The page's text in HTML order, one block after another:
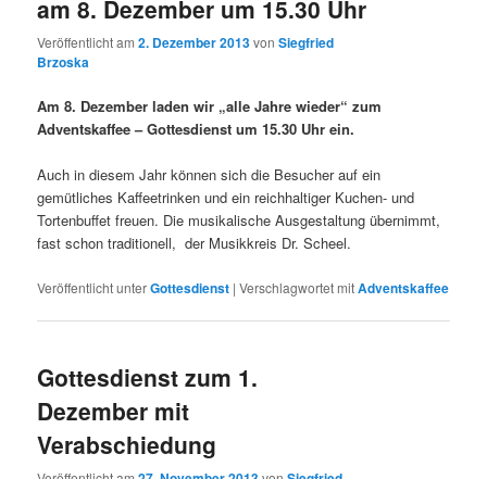
am 8. Dezember um 15.30 Uhr
Veröffentlicht am2. Dezember 2013vonSiegfried
Brzoska
Am 8. Dezember laden wir „alle Jahre wieder“ zum
Adventskaffee – Gottesdienst um 15.30 Uhr ein.
Auch in diesem Jahr können sich die Besucher auf ein
gemütliches Kaffeetrinken und ein reichhaltiger Kuchen- und
Tortenbuffet freuen. Die musikalische Ausgestaltung übernimmt,
fast schon traditionell, der Musikkreis Dr. Scheel.
Veröffentlicht unterGottesdienst |Verschlagwortet mitAdventskaffee
Gottesdienst zum 1.
Dezember mit
Verabschiedung